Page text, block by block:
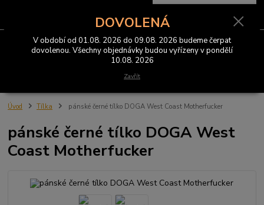
Menu
0 Kč
Úvod Tílka pánské černé tílko DOGA West Coast Motherfucker
pánské černé tílko DOGA West
Coast Motherfucker
DOVOLENÁ
V období od 01.08. 2026 do 09.08. 2026 budeme čerpat
dovolenou. Všechny objednávky budou vyřízeny v pondělí
10.08. 2026
Zavřít